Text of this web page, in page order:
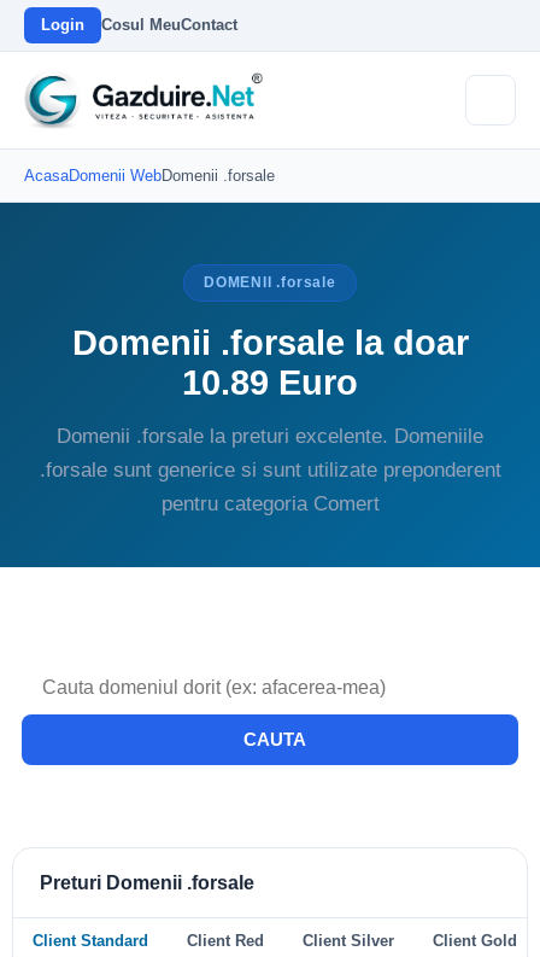
Login Cosul MeuContact
AcasaDomenii WebDomenii .forsale
DOMENII .forsale
Domenii .forsale la doar
10.89 Euro
Domenii .forsale la preturi excelente. Domeniile
.forsale sunt generice si sunt utilizate preponderent
pentru categoria Comert
CAUTA
Preturi Domenii .forsale
Client Standard Client Red Client Silver Client Gold